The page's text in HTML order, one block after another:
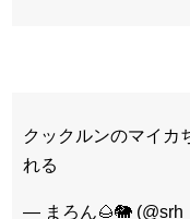
クックルンのマイカ
れる
— まろん🌰🐘